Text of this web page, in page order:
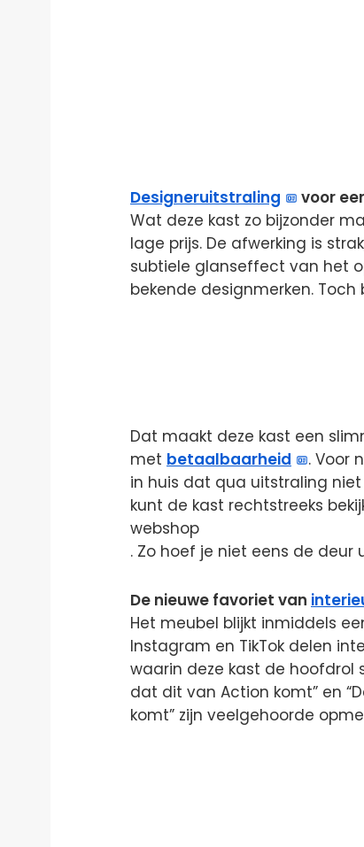
Designeruitstraling
voor
Wat deze kast zo bijzonder
lage prijs. De afwerking is
subtiele glanseffect van het
bekende designmerken.
Dat maakt deze kast een
met betaalbaarheid
. Voor
in huis dat qua uitstraling niet
kunt de kast rechtstreeks
webshop
. Zo hoef je niet eens de
De nieuwe favoriet van
Het meubel blijkt inmiddels
Instagram en TikTok delen
waarin deze kast de hoofdrol
dat dit van Action komt” en
komt” zijn veelgehoorde